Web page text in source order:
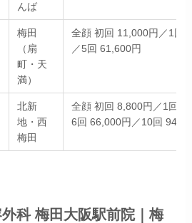
んば
梅田
（扇
町・天
満）
全顔 初回 11,000円／1回
／5回 61,600円
北新
地・西
梅田
全顔 初回 8,800円／1回
6回 66,000円／10回
科 梅田大阪駅前院｜梅